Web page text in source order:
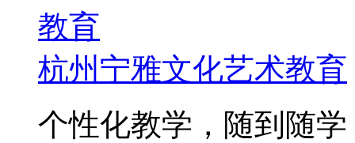
杭州宁雅文化艺术教育
个性化教学，随到随